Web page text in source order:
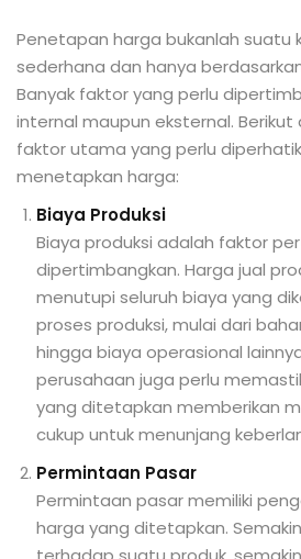
Penetapan harga bukanlah suatu
sederhana dan hanya
Banyak faktor yang perlu
internal maupun eksternal.
faktor utama yang perlu
menetapkan harga:
Biaya Produksi
Biaya produksi adalah faktor
dipertimbangkan. Harga jual
menutupi seluruh biaya yang
proses produksi, mulai dari
hingga biaya operasional
perusahaan juga perlu
yang ditetapkan memberikan
cukup untuk menunjang
Permintaan Pasar
Permintaan pasar memiliki
harga yang ditetapkan.